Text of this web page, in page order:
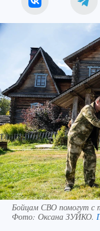
Бойцам СВО помогут с
Фото: Оксана ЗУЙКО.